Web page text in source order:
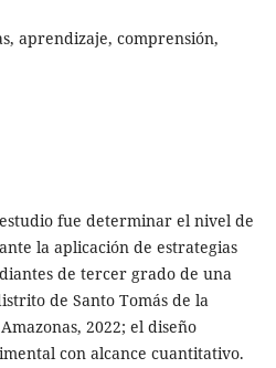
aprendizaje, comprensión,
fue determinar el nivel de
la aplicación de estrategias
de tercer grado de una
de Santo Tomás de la
2022; el diseño
con alcance cuantitativo.